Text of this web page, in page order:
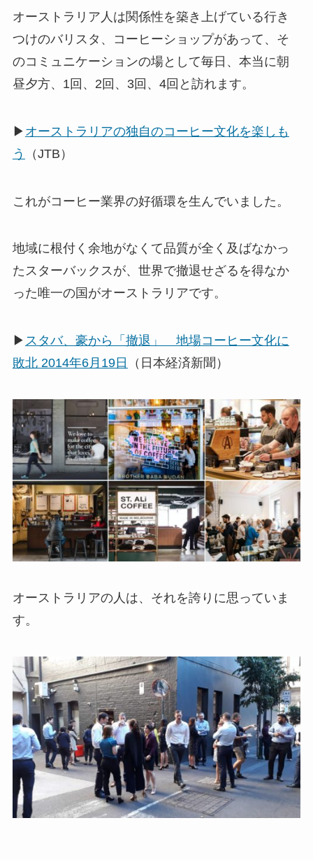
オーストラリア人は関係性を築き上げている行き
つけのバリスタ、コーヒーショップがあって、そ
のコミュニケーションの場として毎日、本当に朝
昼夕方、1回、2回、3回、4回と訪れます。
▶ オーストラリアの独自のコーヒー文化を楽しも
う
（JTB）
これがコーヒー業界の好循環を生んでいました。
地域に根付く余地がなくて品質が全く及ばなかっ
たスターバックスが、世界で撤退せざるを得なか
った唯一の国がオーストラリアです。
▶ スタバ、豪から「撤退」 地場コーヒー文化に
敗北 2014年6月19日
（日本経済新聞）
オーストラリアの人は、それを誇りに思っていま
す。